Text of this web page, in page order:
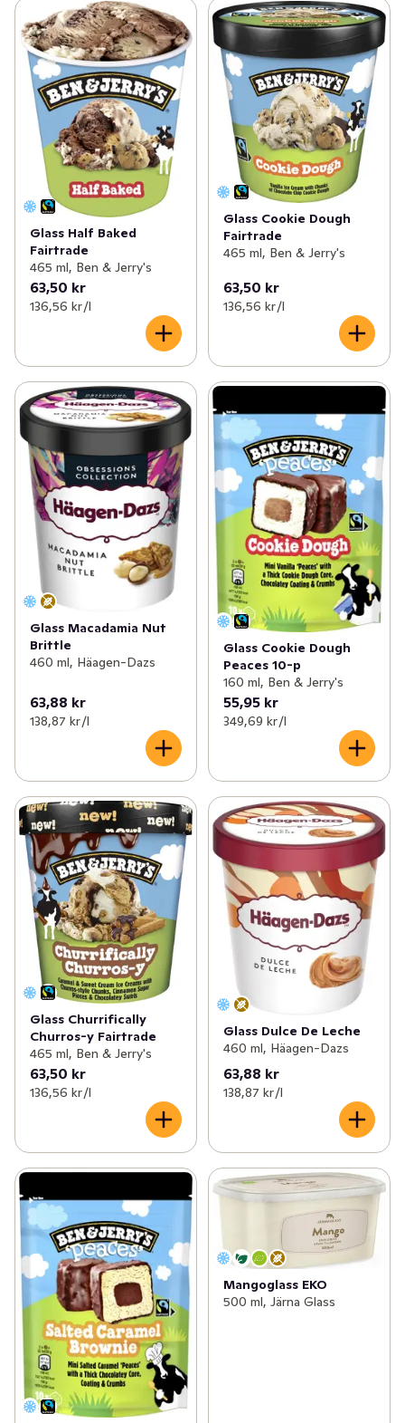
Glass Half Baked
Fairtrade
465 ml, Ben & Jerry's
63,50 kr
136,56 kr /l
Glass Cookie Dough
Fairtrade
465 ml, Ben & Jerry's
63,50 kr
136,56 kr /l
Glass Macadamia Nut
Brittle
460 ml, Häagen-Dazs
63,88 kr
138,87 kr /l
Glass Cookie Dough
Peaces 10-p
160 ml, Ben & Jerry's
55,95 kr
349,69 kr /l
Glass Churrifically
Churros-y Fairtrade
465 ml, Ben & Jerry's
63,50 kr
136,56 kr /l
Glass Dulce De Leche
460 ml, Häagen-Dazs
63,88 kr
138,87 kr /l
Mangoglass EKO
500 ml, Järna Glass